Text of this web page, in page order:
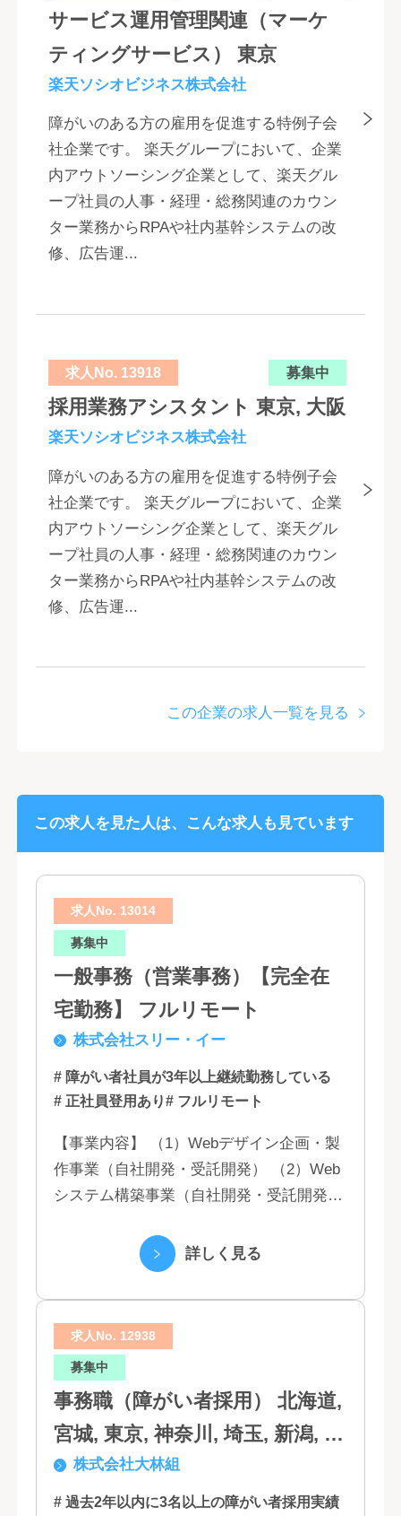
サービス運用管理関連（マーケ
ティングサービス） 東京
楽天ソシオビジネス株式会社
障がいのある方の雇用を促進する特例子会
社企業です。 楽天グループにおいて、企業
内アウトソーシング企業として、楽天グル
ープ社員の人事・経理・総務関連のカウン
ター業務からRPAや社内基幹システムの改
修、広告運...
求人No. 13918 募集中
採用業務アシスタント 東京, 大阪
楽天ソシオビジネス株式会社
障がいのある方の雇用を促進する特例子会
社企業です。 楽天グループにおいて、企業
内アウトソーシング企業として、楽天グル
ープ社員の人事・経理・総務関連のカウン
ター業務からRPAや社内基幹システムの改
修、広告運...
この企業の求人一覧を見る
この求人を見た人は、こんな求人も見ています
求人No. 13014
募集中
一般事務（営業事務）【完全在
宅勤務】 フルリモート
株式会社スリー・イー
# 障がい者社員が3年以上継続勤務している
# 正社員登用あり# フルリモート
【事業内容】 （1）Webデザイン企画・製
作事業（自社開発・受託開発） （2）Web
システム構築事業（自社開発・受託開発）
（5）営業代行業務 （6...詳しく見る
求人No. 12938
募集中
事務職（障がい者採用） 北海道,
宮城, 東京, 神奈川, 埼玉, 新潟, 愛
知, 大阪, 京都, 兵庫, 広島, 香川,
福岡
株式会社大林組
# 過去2年以内に3名以上の障がい者採用実績